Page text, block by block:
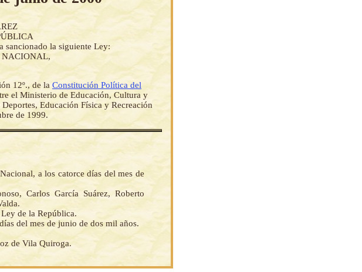
sancionado la siguiente Ley:
NACIONAL,
12º., de la Constitución Política del
el Ministerio de Educación, Cultura y
Educación Física y Recreación
de 1999.
a los catorce días del mes de
Carlos García Suárez, Roberto
de la República.
del mes de junio de dos mil años.
de Vila Quiroga.